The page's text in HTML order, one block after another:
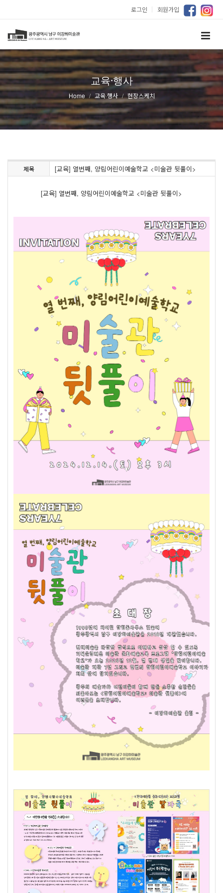
로그인 ｜ 회원가입
교육·행사
Home 교육·행사 현장스케치
제목 [교육] 열번째, 양림어린이예술학교 <미술관 뒷풀이>
[교육] 열번째, 양림어린이예술학교 <미술관 뒷풀이>